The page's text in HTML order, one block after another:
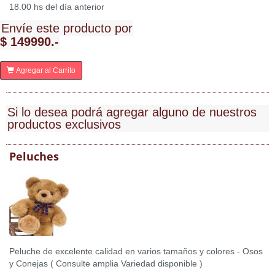
18.00 hs del día anterior
Envíe este producto por
$ 149990.-
Agregar al Carrito
Si lo desea podrá agregar alguno de nuestros
productos exclusivos
Peluches
Peluche de excelente calidad en varios tamaños y colores - Osos
y Conejas ( Consulte amplia Variedad disponible )